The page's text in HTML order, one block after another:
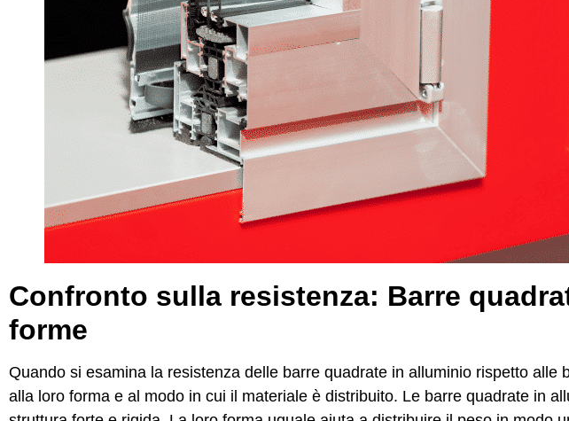
Confronto sulla resistenza: Barre
forme
Quando si esamina la resistenza delle barre quadrate in alluminio rispetto
alla loro forma e al modo in cui il materiale è distribuito. Le barre quadrate in